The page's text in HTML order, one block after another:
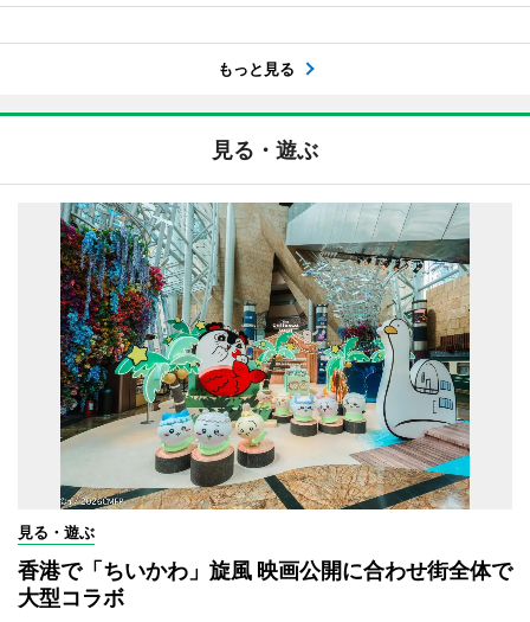
もっと見る
見る・遊ぶ
見る・遊ぶ
香港で「ちいかわ」旋風 映画公開に合わせ街全体で
大型コラボ